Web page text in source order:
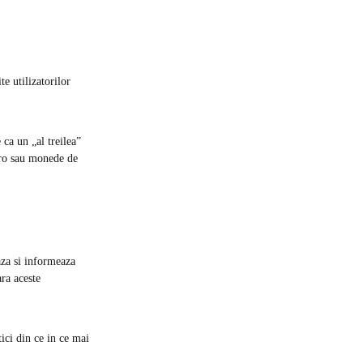
utilizatorilor
un „al treilea”
sau monede de
si informeaza
aceste
din ce in ce mai